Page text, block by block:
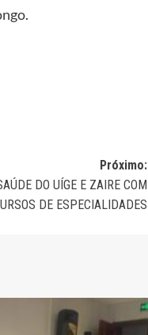
Próximo:
DO UÍGE E ZAIRE COM
DE ESPECIALIDADES